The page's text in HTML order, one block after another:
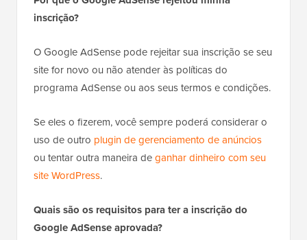
inscrição?
O Google AdSense pode rejeitar sua inscrição se seu
site for novo ou não atender às políticas do
programa AdSense ou aos seus termos e condições.
Se eles o fizerem, você sempre poderá considerar o
uso de outro plugin de gerenciamento de anúncios
ou tentar outra maneira deganhar dinheiro com seu
site WordPress.
Quais são os requisitos para ter a inscrição do
Google AdSense aprovada?